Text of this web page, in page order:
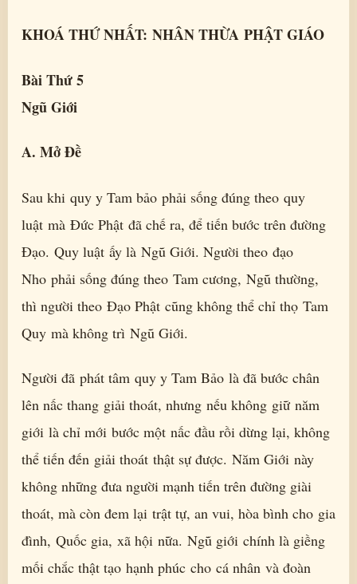
KHOÁ THỨ NHẤT: NHÂN THỪA PHẬT GIÁO
Bài Thứ 5
Ngũ Giới
A. Mở Đề
Sau khi quy y Tam bảo phải sống đúng theo quy
luật mà Đức Phật đã chế ra, để tiến bước trên đường
Đạo. Quy luật ấy là Ngũ Giới. Người theo đạo
Nho phải sống đúng theo Tam cương, Ngũ thường,
thì người theo Đạo Phật cũng không thể chỉ thọ Tam
Quy mà không trì Ngũ Giới.
Người đã phát tâm quy y Tam Bảo là đã bước chân
lên nấc thang giải thoát, nhưng nếu không giữ năm
giới là chỉ mới bước một nấc đầu rồi dừng lại, không
thể tiến đến giải thoát thật sự được. Năm Giới này
không những đưa người mạnh tiến trên đường giài
thoát, mà còn đem lại trật tự, an vui, hòa bình cho gia
đình, Quốc gia, xã hội nữa. Ngũ giới chính là giềng
mối chắc thật tạo hạnh phúc cho cá nhân và đoàn